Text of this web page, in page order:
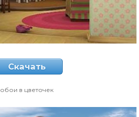
Скачать
обои в цветочек